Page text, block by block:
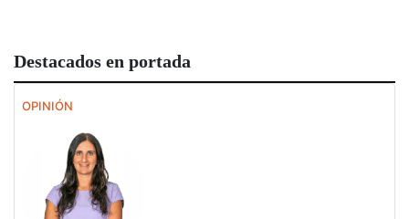
Destacados en portada
OPINIÓN